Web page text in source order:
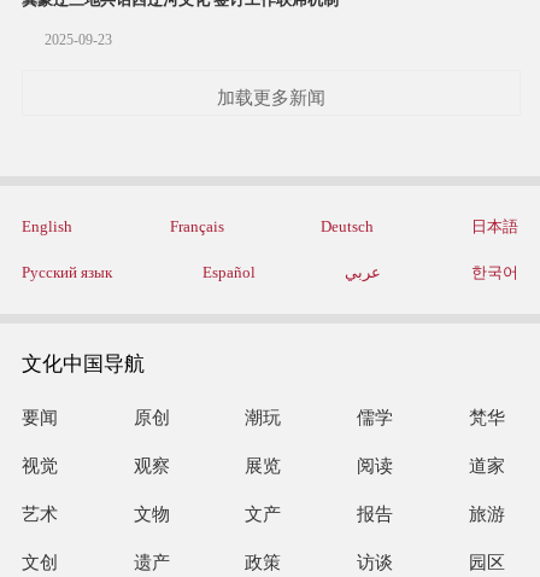
2025-09-23
加载更多新闻
English Français Deutsch 日本語
Русский язык Español عربي 한국어
文化中国导航
要闻 原创 潮玩 儒学 梵华
视觉 观察 展览 阅读 道家
艺术 文物 文产 报告 旅游
文创 遗产 政策 访谈 园区